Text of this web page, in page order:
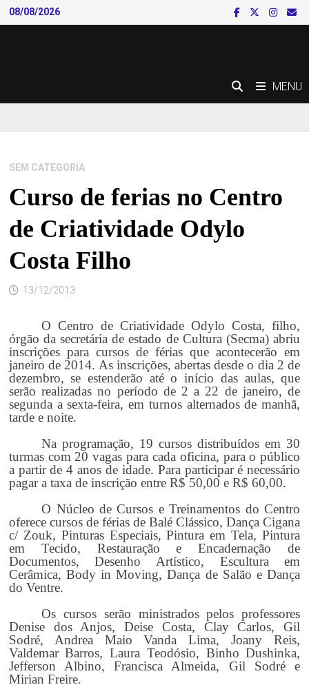
Skip
to
08/08/2026
MENU
SEM CATEGORIA
Curso de ferias no Centro
de Criatividade Odylo
Costa Filho
13/12/2013
O Centro de Criatividade Odylo Costa, filho,
órgão da secretária de estado de Cultura (Secma) abriu
inscrições para cursos de férias que acontecerão em
janeiro de 2014. As inscrições, abertas desde o dia 2 de
dezembro, se estenderão até o início das aulas, que
serão realizadas no período de 2 a 22 de janeiro, de
segunda a sexta-feira, em turnos alternados de manhã,
tarde e noite.
Na programação, 19 cursos distribuídos em 30
turmas com 20 vagas para cada oficina, para o público
a partir de 4 anos de idade. Para participar é necessário
pagar a taxa de inscrição entre R$ 50,00 e R$ 60,00.
O Núcleo de Cursos e Treinamentos do Centro
oferece cursos de férias de Balé Clássico, Dança Cigana
c/ Zouk, Pinturas Especiais, Pintura em Tela, Pintura
em Tecido, Restauração e Encadernação de
Documentos, Desenho Artístico, Escultura em
Cerâmica, Body in Moving, Dança de Salão e Dança
do Ventre.
Os cursos serão ministrados pelos professores
Denise dos Anjos, Deise Costa, Clay Carlos, Gil
Sodré, Andrea Maio Vanda Lima, Joany Reis,
Valdemar Barros, Laura Teodósio, Binho Dushinka,
Jefferson Albino, Francisca Almeida, Gil Sodré e
Mirian Freire.